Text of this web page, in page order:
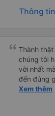
Thông
Thành
chúng tôi
vời nhất
đến đúng
vẫn hơi
Xem thêm